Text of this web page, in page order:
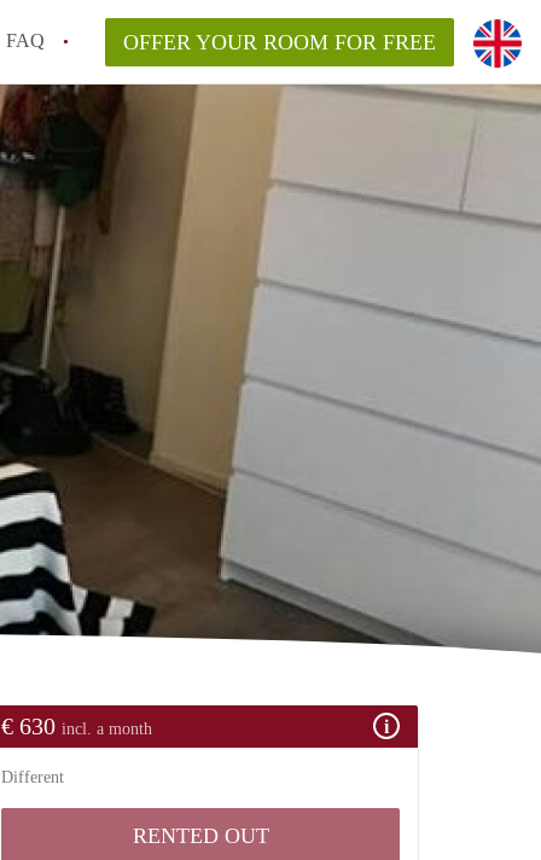
FAQ OFFER YOUR ROOM FOR FREE
€ 630 incl. a month
Different
RENTED OUT